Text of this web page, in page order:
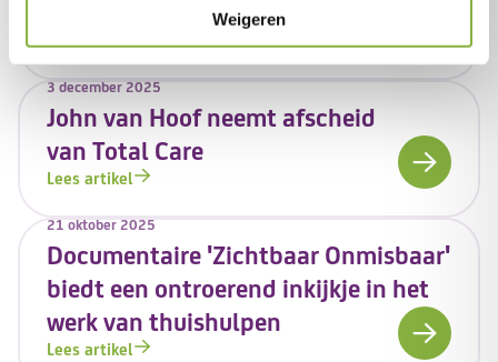
Weigeren
Lees artikel
John van Hoof neemt afscheid
van Total Care
3 december 2025
Lees artikel
Documentaire 'Zichtbaar Onmisbaar'
biedt een ontroerend inkijkje in het
werk van thuishulpen
21 oktober 2025
Lees artikel